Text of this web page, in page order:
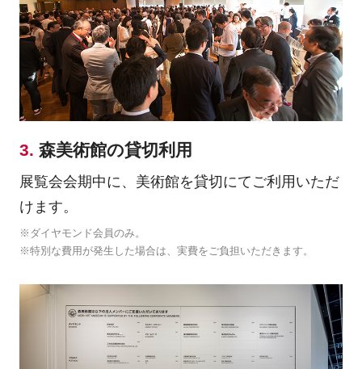
3. 森美術館の貸切利用
展覧会会期中に、美術館を貸切にてご利用いただ
けます。
※ダイヤモンド会員のみ。
※特別な費用が発生した場合は、実費をご負担いただきます。